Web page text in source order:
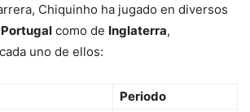
Chiquinho ha jugado en diversos
Portugal como de Inglaterra,
uno de ellos:
Periodo